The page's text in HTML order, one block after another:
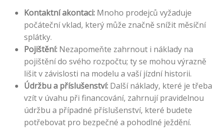
Kontaktní akontaci:Mnoho prodejců vyžaduje
počáteční vklad, který může značně snížit měsíční
splátky.
Pojištění:Nezapomeňte zahrnout i náklady na
pojištění do svého rozpočtu; ty se mohou výrazně
lišit v závislosti na modelu a vaší jízdní historii.
Údržbu a příslušenství:Další náklady, které je třeba
vzít v úvahu při financování, zahrnují pravidelnou
údržbu a případné příslušenství, které budete
potřebovat pro bezpečné a pohodlné ježdění.